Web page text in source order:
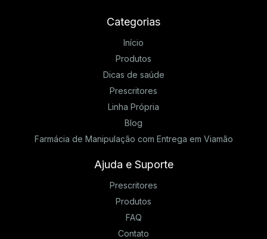
Categorias
Início
Produtos
Dicas de saúde
Prescritores
Linha Própria
Blog
Farmácia de Manipulação com Entrega em Viamão
Ajuda e Suporte
Prescritores
Produtos
FAQ
Contato